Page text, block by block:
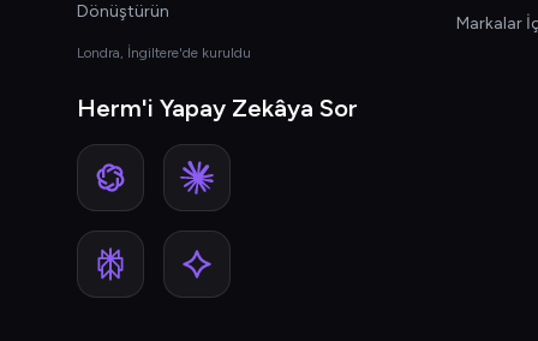
Dönüştürün
Londra, İngiltere'de kuruldu
Herm'i Yapay Zekâya Sor
Markalar